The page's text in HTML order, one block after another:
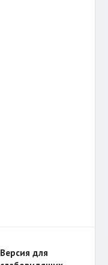
Версия для